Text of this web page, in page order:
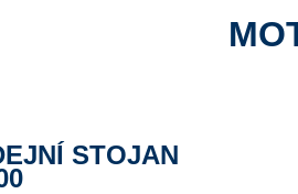
STOJAN